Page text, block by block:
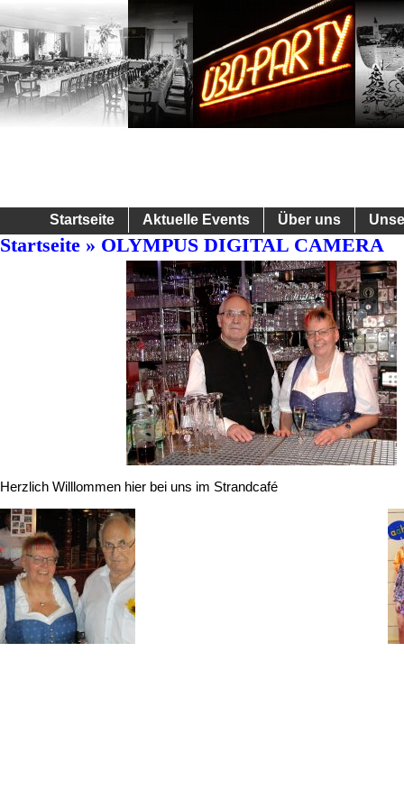
Startseite Aktuelle Events Über uns
Startseite » OLYMPUS DIGITAL CAMERA
Herzlich Willlommen hier bei uns im Strandcafé